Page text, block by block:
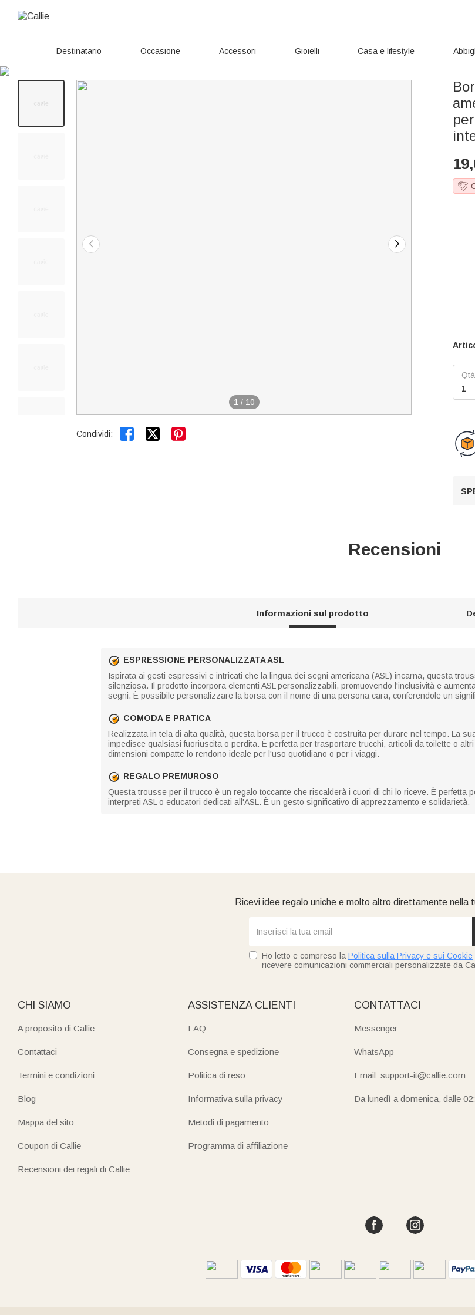
Destinatario Occasione Accessori Gioielli Casa e lifestyle
1 / 10
Condividi:  
Recensioni
Informazioni sul prodotto
ESPRESSIONE PERSONALIZZATA ASL
Ispirata ai gesti espressivi e intricati che la lingua dei segni americana (ASL) incarna, questa
silenziosa. Il prodotto incorpora elementi ASL personalizzabili, promuovendo l'inclusività e
segni. È possibile personalizzare la borsa con il nome di una persona cara, conferendole un
COMODA E PRATICA
Realizzata in tela di alta qualità, questa borsa per il trucco è costruita per durare nel tempo. La
impedisce qualsiasi fuoriuscita o perdita. È perfetta per trasportare trucchi, articoli da toilette o
dimensioni compatte lo rendono ideale per l'uso quotidiano o per i viaggi.
REGALO PREMUROSO
Questa trousse per il trucco è un regalo toccante che riscalderà i cuori di chi lo riceve. È perfetta
interpreti ASL o educatori dedicati all'ASL. È un gesto significativo di apprezzamento e solidarietà.
Ricevi idee regalo uniche e molto altro direttamente nella
Ho letto e compreso la Politica sulla Privacy e sui Cookie
ricevere comunicazioni commerciali personalizzate da
CHI SIAMO
A proposito di Callie
Contattaci
Termini e condizioni
Blog
Mappa del sito
Coupon di Callie
Recensioni dei regali di Callie
ASSISTENZA CLIENTI
FAQ
Consegna e spedizione
Politica di reso
Informativa sulla privacy
Metodi di pagamento
Programma di affiliazione
CONTATTACI
Messenger
WhatsApp
Email: support-it@callie.com
Da lunedì a domenica, dalle